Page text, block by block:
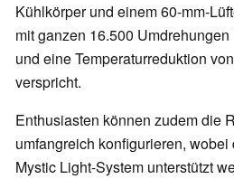
Kühlkörper und einem 60-mm-
mit ganzen 16.500
und eine Temperaturreduktion
verspricht.
Enthusiasten können zudem die
umfangreich konfigurieren,
Mystic Light-System unterstützt